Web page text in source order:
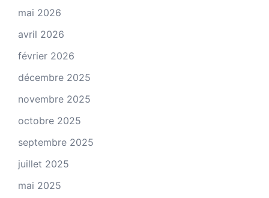
mai 2026
avril 2026
février 2026
décembre 2025
novembre 2025
octobre 2025
septembre 2025
juillet 2025
mai 2025